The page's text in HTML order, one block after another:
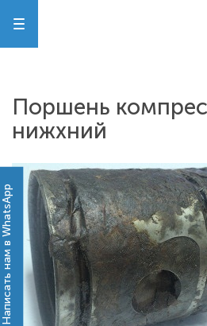
Поршень
нижхний
Написать нам в WhatsApp